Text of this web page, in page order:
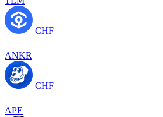
CHF
ANKR
CHF
APE